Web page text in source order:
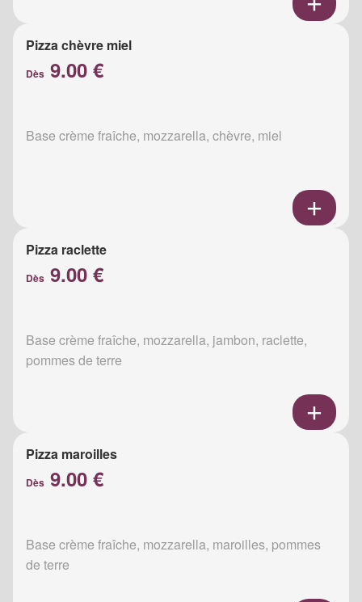
Pizza chèvre miel
Dès 9.00 €
Base crème fraîche, mozzarella, chèvre, miel
Pizza raclette
Dès 9.00 €
Base crème fraîche, mozzarella, jambon, raclette,
pommes de terre
Pizza maroilles
Dès 9.00 €
Base crème fraîche, mozzarella, maroilles, pommes
de terre